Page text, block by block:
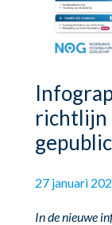
richtlijn
27 januari
In de nieuwe